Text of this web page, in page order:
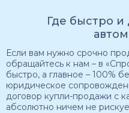
Где быстро и
Если вам нужно срочно
обращайтесь к нам – в
быстро, а главное – 100%
юридическое
договор купли-продажи с
абсолютно ничем не